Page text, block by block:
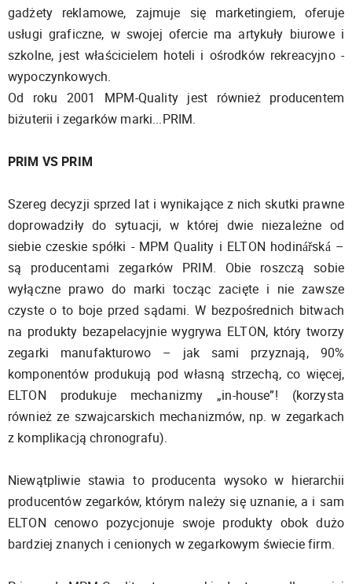
gadżety reklamowe, zajmuje się marketingiem, oferuje
usługi graficzne, w swojej ofercie ma artykuły biurowe i
szkolne, jest właścicielem hoteli i ośrodków rekreacyjno -
wypoczynkowych.
Od roku 2001 MPM-Quality jest również producentem
biżuterii i zegarków marki...PRIM.
PRIM VS PRIM
Szereg decyzji sprzed lat i wynikające z nich skutki prawne
doprowadziły do sytuacji, w której dwie niezależne od
siebie czeskie spółki - MPM Quality i ELTON hodinářská –
są producentami zegarków PRIM. Obie roszczą sobie
wyłączne prawo do marki tocząc zacięte i nie zawsze
czyste o to boje przed sądami. W bezpośrednich bitwach
na produkty bezapelacyjnie wygrywa ELTON, który tworzy
zegarki manufakturowo – jak sami przyznają, 90%
komponentów produkują pod własną strzechą, co więcej,
ELTON produkuje mechanizmy „in-house”! (korzysta
również ze szwajcarskich mechanizmów, np. w zegarkach
z komplikacją chronografu).
Niewątpliwie stawia to producenta wysoko w hierarchii
producentów zegarków, którym należy się uznanie, a i sam
ELTON cenowo pozycjonuje swoje produkty obok dużo
bardziej znanych i cenionych w zegarkowym świecie firm.